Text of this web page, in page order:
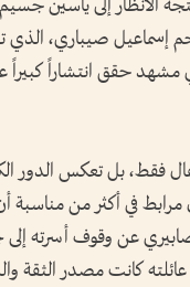
الأنظار إلى ياسين
إسماعيل صيباري، الذي
فقط، بل تعكس الدور
في أكثر من مناسبة
عن وقوف أسرته
عائلته كانت مصدر الثقة